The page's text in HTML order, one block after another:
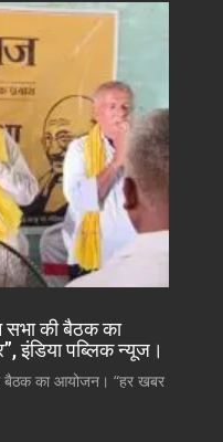
सभा की बैठक का
इंडिया पब्लिक न्यूज।
बैठक का आयोजन। “हर खबर